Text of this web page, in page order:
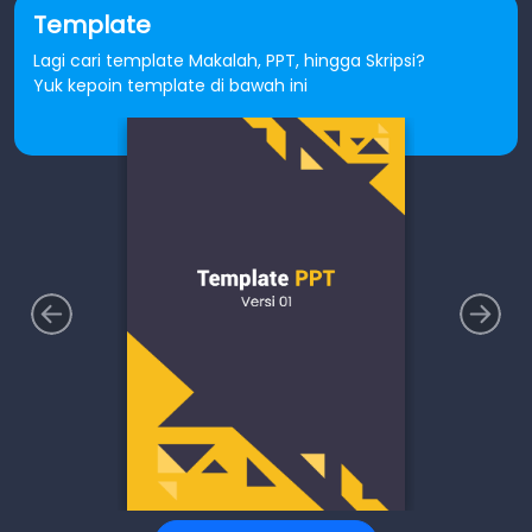
Template
Lagi cari template Makalah, PPT, hingga Skripsi?
Yuk kepoin template di bawah ini